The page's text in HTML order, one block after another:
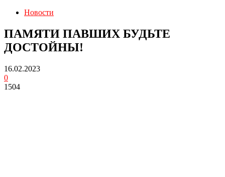
Новости
ПАМЯТИ ПАВШИХ БУДЬТЕ
ДОСТОЙНЫ!
16.02.2023
0
1504